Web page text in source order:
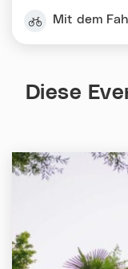
Mit dem
Diese